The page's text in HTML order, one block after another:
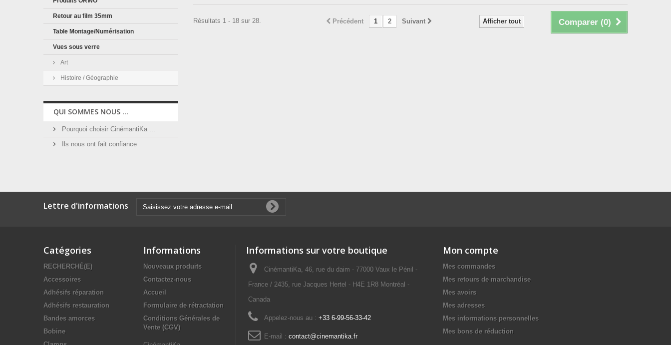
Retour au film 35mm
Table Montage/Numérisation
Vues sous verre
Art
Histoire / Géographie
QUI SOMMES NOUS ...
Pourquoi choisir CinémantiKa ...
Ils nous ont fait confiance
Comparer (0)
Afficher tout
Précédent 1 2 Suivant
Résultats 1 - 18 sur 28.
Lettre d'informations
Catégories
RECHERCHÉ(E)
Accessoires
Adhésifs réparation
Adhésifs restauration
Bandes amorces
Bobine
Informations
Nouveaux produits
Contactez-nous
Accueil
Formulaire de rétractation
Conditions Générales de
Vente (CGV)
Informations sur votre boutique
CinémantiKa, 46, rue du daim - 77000 Vaux le Pénil -
France / 2435, rue Jacques Hertel - H4E 1R8 Montréal -
Canada
Appelez-nous au : +33 6-99-56-33-42
E-mail : contact@cinemantika.fr
Mon compte
Mes commandes
Mes retours de marchandise
Mes avoirs
Mes adresses
Mes informations personnelles
Mes bons de réduction